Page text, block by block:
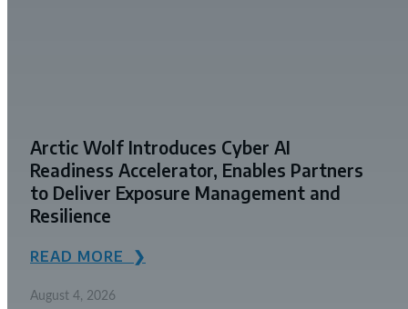
Arctic Wolf Introduces Cyber AI
Readiness Accelerator, Enables Partners
to Deliver Exposure Management and
Resilience
READ MORE ❯
August 4, 2026